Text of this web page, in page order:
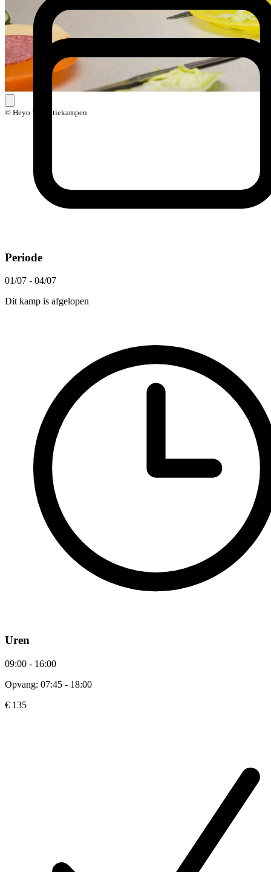
© Heyo Vakantiekampen
Periode
01/07 - 04/07
Dit kamp is afgelopen
Uren
09:00 - 16:00
Opvang: 07:45 - 18:00
€ 135